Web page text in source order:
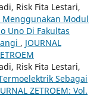
Risk Fita Lestari,
Menggunakan Modul
Uno Di Fakultas
, JOURNAL
Risk Fita Lestari,
Sebagai
ZETROEM: Vol.